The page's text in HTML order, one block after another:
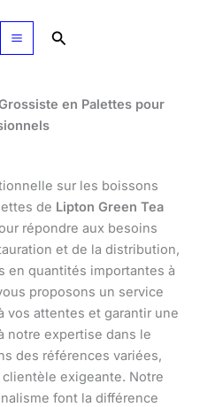
Rechercher
en Palettes pour
sur les boissons
de Lipton Green Tea
répondre aux besoins
et de la distribution,
en quantités importantes à
proposons un service
vos attentes et garantir une
notre expertise dans le
des références variées,
exigeante. Notre
font la différence